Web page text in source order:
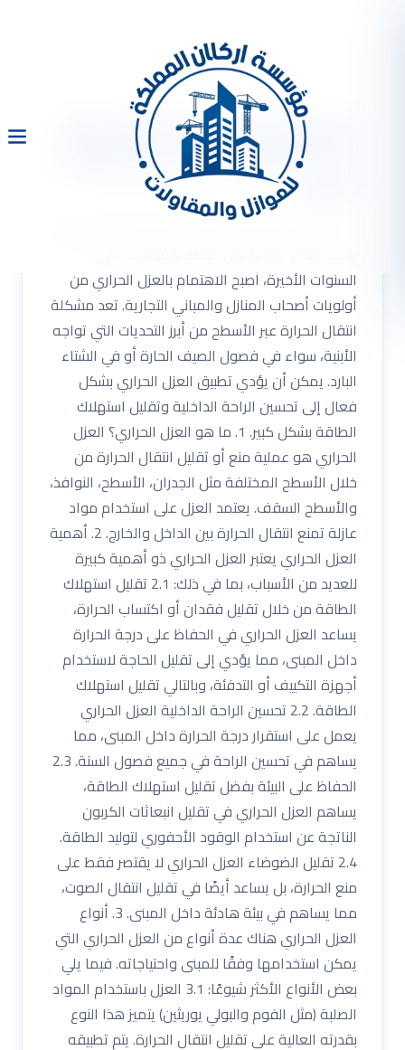
شركة عزل اسطح بالقويعية
0533334179 عزل حرارى رولات
السنوات الأخيرة، أصبح الاهتمام بالعزل الحراري من
أولويات أصحاب المنازل والمباني التجارية. تعد مشكلة
انتقال الحرارة عبر الأسطح من أبرز التحديات التي تواجه
الأبنية، سواء في فصول الصيف الحارة أو في الشتاء
البارد. يمكن أن يؤدي تطبيق العزل الحراري بشكل
فعال إلى تحسين الراحة الداخلية وتقليل استهلاك
الطاقة بشكل كبير. 1. ما هو العزل الحراري؟ العزل
الحراري هو عملية منع أو تقليل انتقال الحرارة من
خلال الأسطح المختلفة مثل الجدران، الأسطح، النوافذ،
والأسطح السقف. يعتمد العزل على استخدام مواد
عازلة تمنع انتقال الحرارة بين الداخل والخارج. 2. أهمية
العزل الحراري يعتبر العزل الحراري ذو أهمية كبيرة
للعديد من الأسباب، بما في ذلك: 2.1 تقليل استهلاك
الطاقة من خلال تقليل فقدان أو اكتساب الحرارة،
يساعد العزل الحراري في الحفاظ على درجة الحرارة
داخل المبنى، مما يؤدي إلى تقليل الحاجة لاستخدام
أجهزة التكييف أو التدفئة، وبالتالي تقليل استهلاك
الطاقة. 2.2 تحسين الراحة الداخلية العزل الحراري
يعمل على استقرار درجة الحرارة داخل المبنى، مما
يساهم في تحسين الراحة في جميع فصول السنة. 2.3
الحفاظ على البيئة بفضل تقليل استهلاك الطاقة،
يساهم العزل الحراري في تقليل انبعاثات الكربون
الناتجة عن استخدام الوقود الأحفوري لتوليد الطاقة.
2.4 تقليل الضوضاء العزل الحراري لا يقتصر فقط على
منع الحرارة، بل يساعد أيضًا في تقليل انتقال الصوت،
مما يساهم في بيئة هادئة داخل المبنى. 3. أنواع
العزل الحراري هناك عدة أنواع من العزل الحراري التي
يمكن استخدامها وفقًا للمبنى واحتياجاته. فيما يلي
بعض الأنواع الأكثر شيوعًا: 3.1 العزل باستخدام المواد
الصلبة (مثل الفوم والبولي يوريثين) يتميز هذا النوع
بقدرته العالية على تقليل انتقال الحرارة. يتم تطبيقه